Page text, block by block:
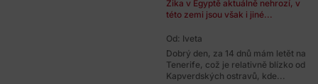
Zika v Egyptě aktuálně nehrozí, v
této zemi jsou však i jiné...
Od: Iveta
Dobrý den, za 14 dnů mám letět na
Tenerife, což je relativně blízko od
Kapverdských ostravů, kde...